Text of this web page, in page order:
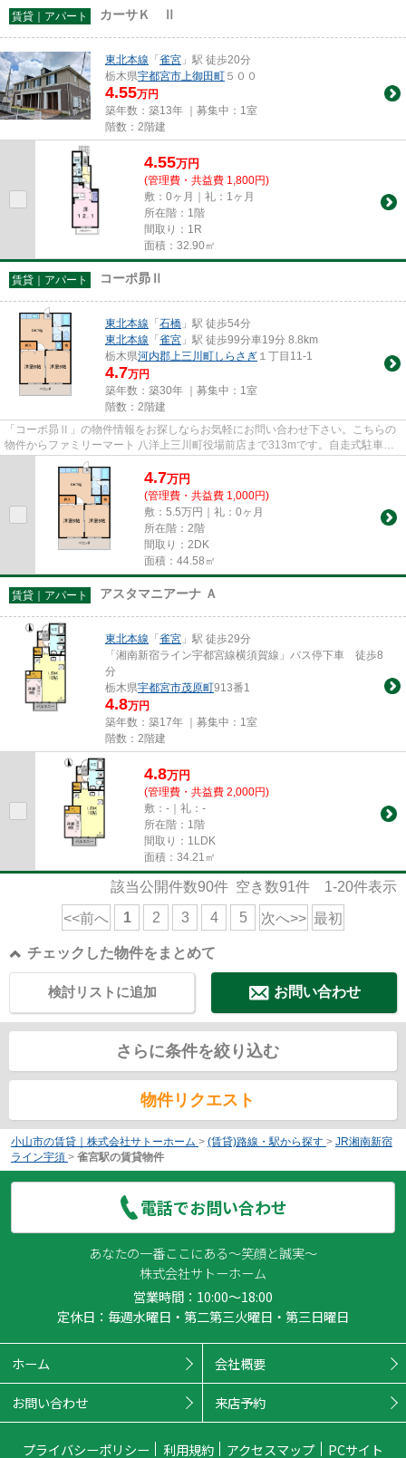
賃貸｜アパート カーサＫ Ⅱ
東北本線 「雀宮 」駅 徒歩20分
栃木県宇都宮市 上御田町 ５００
4.55万円
築年数：築13年 ｜募集中： 1室
階数：2階建
4.55万円
(管理費・共益費 1,800円)
敷：0ヶ月｜礼：1ヶ月
所在階：1階
間取り：1R
面積：32.90㎡
賃貸｜アパート コーポ昴Ⅱ
東北本線 「石橋 」駅 徒歩54分
東北本線 「雀宮 」駅 徒歩99分車19分 8.8km
栃木県河内郡上三川町しらさぎ １丁目11-1
4.7万円
築年数：築30年 ｜募集中： 1室
階数：2階建
「コーポ昴Ⅱ」の物件情報をお探しならお気軽にお問い合わせ下さい。こちらの
物件からファミリーマート 八洋上三川町役場前店まで313mです。自走式駐車場
がある物件です。敷地内にはご...
4.7万円
(管理費・共益費 1,000円)
敷：5.5万円｜礼：0ヶ月
所在階：2階
間取り：2DK
面積：44.58㎡
賃貸｜アパート アスタマニアーナ Ａ
東北本線 「雀宮 」駅 徒歩29分
「湘南新宿ライン宇都宮線横須賀線」バス停下車 徒歩8
分
栃木県宇都宮市茂原町913番1
4.8万円
築年数：築17年 ｜募集中： 1室
階数：2階建
4.8万円
(管理費・共益費 2,000円)
敷：-｜礼：-
所在階：1階
間取り：1LDK
面積：34.21㎡
該当公開件数90件 空き数91件 1-20件表示
<<前へ 1 2 3 4 5 次へ>> 最初
チェックした物件をまとめて
お問い合わせ
検討リストに追加
さらに条件を絞り込む
物件リクエスト
小山市の賃貸｜株式会社サトーホーム > (賃貸)路線・駅から探す > JR湘南新宿
ライン宇須 > 雀宮駅の賃貸物件
電話でお問い合わせ
あなたの一番ここにある～笑顔と誠実～
株式会社サトーホーム
営業時間：10:00～18:00
定休日：毎週水曜日・第二第三火曜日・第三日曜日
ホーム 会社概要
お問い合わせ 来店予約
プライバシーポリシー 利用規約 アクセスマップ PCサイト